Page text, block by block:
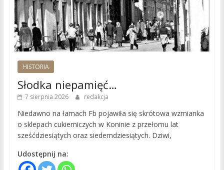
HISTORIA
Słodka niepamięć…
7 sierpnia 2026 redakcja
Niedawno na łamach Fb pojawiła się skrótowa wzmianka
o sklepach cukierniczych w Koninie z przełomu lat
sześćdziesiątych oraz siedemdziesiątych. Dziwi,
Udostępnij na: